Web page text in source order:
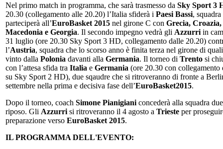
Nel primo match in programma, che sarà trasmesso da Sky Sport 3
20.30 (collegamento alle 20.20) l’Italia sfiderà i Paesi Bassi, squadra
parteciperà all’EuroBasket 2015 nel girone C con Grecia, Croazia,
Macedonia e Georgia. Il secondo impegno vedrà gli Azzurri in
31 luglio (ore 20.30 Sky Sport 3 HD, collegamento dalle 20.20)
l’Austria, squadra che lo scorso anno è finita terza nel girone di
vinto dalla Polonia davanti alla Germania. Il torneo di Trento si
con l’attesa sfida tra Italia e Germania (ore 20.30 con collegamento
su Sky Sport 2 HD), due sqaudre che si ritroveranno di fronte a
settembre nella prima e decisiva fase dell’EuroBasket2015.
Dopo il torneo, coach Simone Pianigiani concederà alla squadra
riposo. Gli Azzurri si ritroveranno il 4 agosto a Trieste per
preparazione verso EuroBasket 2015.
IL PROGRAMMA DELL'EVENTO: